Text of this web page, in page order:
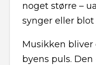
noget større –
synger eller blot
Musikken
byens puls.